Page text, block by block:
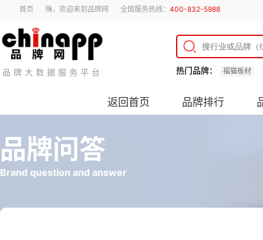
首页 嗨，欢迎来到品牌网 全国服务热线： 400-832-5988
品牌大数据服务平台 热门品牌： 福猫板材
返回首页 品牌排行
品牌问答
Brand question and answer